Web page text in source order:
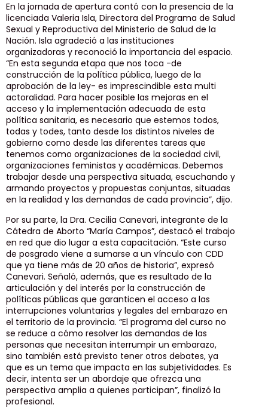
En la jornada de apertura contó con la presencia de la
licenciada Valeria Isla, Directora del Programa de Salud
Sexual y Reproductiva del Ministerio de Salud de la
Nación. Isla agradeció a las instituciones
organizadoras y reconoció la importancia del espacio.
“En esta segunda etapa que nos toca -de
construcción de la política pública, luego de la
aprobación de la ley- es imprescindible esta multi
actoralidad. Para hacer posible las mejoras en el
acceso y la implementación adecuada de esta
política sanitaria, es necesario que estemos todos,
todas y todes, tanto desde los distintos niveles de
gobierno como desde las diferentes tareas que
tenemos como organizaciones de la sociedad civil,
organizaciones feministas y académicas. Debemos
trabajar desde una perspectiva situada, escuchando y
armando proyectos y propuestas conjuntas, situadas
en la realidad y las demandas de cada provincia”, dijo.
Por su parte, la Dra. Cecilia Canevari, integrante de la
Cátedra de Aborto “María Campos”, destacó el trabajo
en red que dio lugar a esta capacitación. “Este curso
de posgrado viene a sumarse a un vínculo con CDD
que ya tiene más de 20 años de historia”, expresó
Canevari. Señaló, además, que es resultado de la
articulación y del interés por la construcción de
políticas públicas que garanticen el acceso a las
interrupciones voluntarias y legales del embarazo en
el territorio de la provincia. “El programa del curso no
se reduce a cómo resolver las demandas de las
personas que necesitan interrumpir un embarazo,
sino también está previsto tener otros debates, ya
que es un tema que impacta en las subjetividades. Es
decir, intenta ser un abordaje que ofrezca una
perspectiva amplia a quienes participan”, finalizó la
profesional.